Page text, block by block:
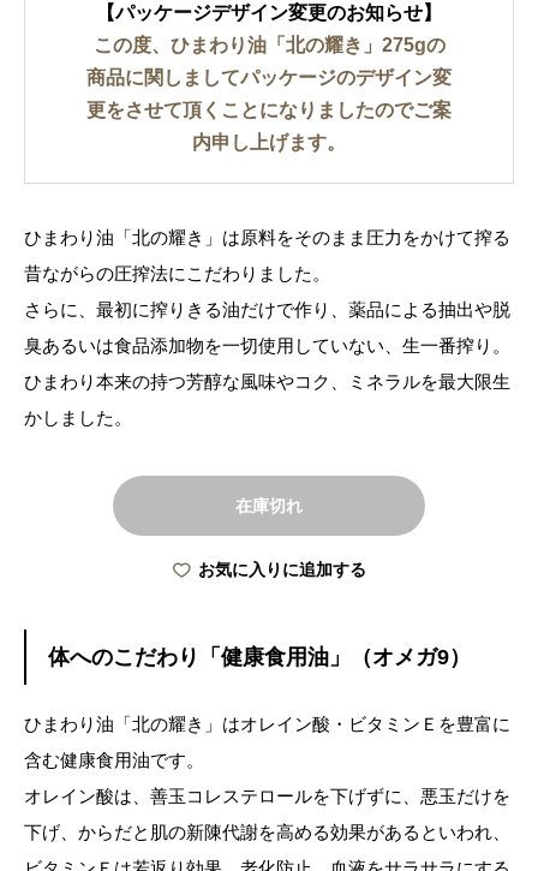
【パッケージデザイン変更のお知らせ】
この度、ひまわり油「北の耀き」275gの
商品に関しましてパッケージのデザイン変
更をさせて頂くことになりましたのでご案
内申し上げます。
ひまわり油「北の耀き」は原料をそのまま圧力をかけて搾る
昔ながらの圧搾法にこだわりました。
さらに、最初に搾りきる油だけで作り、薬品による抽出や脱
臭あるいは食品添加物を一切使用していない、生一番搾り。
ひまわり本来の持つ芳醇な風味やコク、ミネラルを最大限生
かしました。
在庫切れ
お気に入りに追加する
体へのこだわり「健康食用油」（オメガ9）
ひまわり油「北の耀き」はオレイン酸・ビタミンＥを豊富に
含む健康食用油です。
オレイン酸は、善玉コレステロールを下げずに、悪玉だけを
下げ、からだと肌の新陳代謝を高める効果があるといわれ、